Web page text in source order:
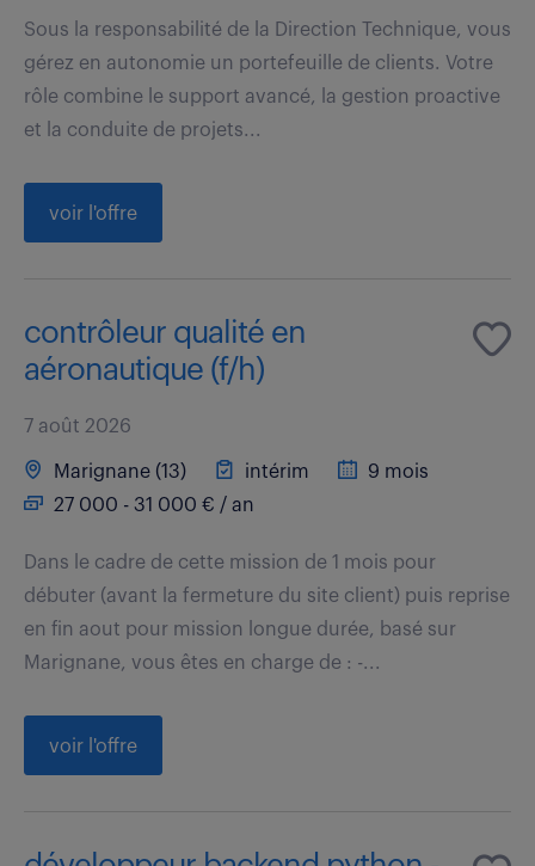
Sous la responsabilité de la Direction Technique, vous
gérez en autonomie un portefeuille de clients. Votre
rôle combine le support avancé, la gestion proactive
et la conduite de projets...
voir l'offre
contrôleur qualité en
aéronautique (f/h)
7 août 2026
Marignane (13) intérim
9 mois
27 000 - 31 000 € / an
Dans le cadre de cette mission de 1 mois pour
débuter (avant la fermeture du site client) puis reprise
en fin aout pour mission longue durée, basé sur
Marignane, vous êtes en charge de : -...
voir l'offre